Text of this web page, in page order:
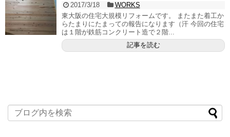
2017/3/18
WORKS
東大阪の住宅大規模リフォームです。 またまた着工か
らたまりにたまっての報告になります（汗 今回の住宅
は１階が鉄筋コンクリート造で２階...
記事を読む